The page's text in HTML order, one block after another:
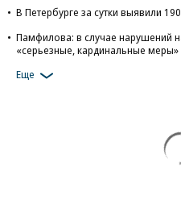
В Петербурге за сутки выявили
Памфилова: в случае нарушений
«серьезные, кардинальные меры»
Еще